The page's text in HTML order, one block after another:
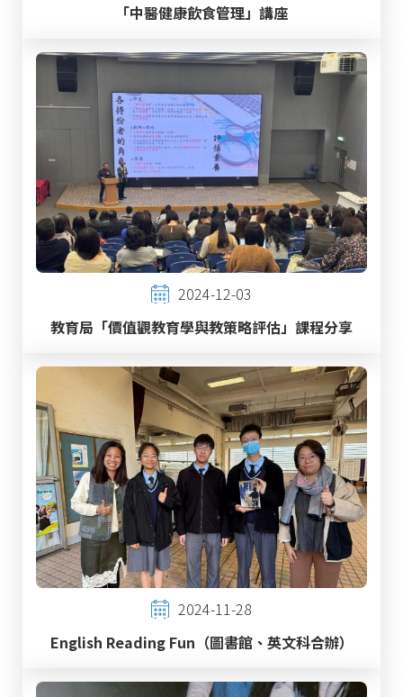
「中醫健康飲食管理」講座
2024-12-03
教育局「價值觀教育學與教策略評估」課程分享
2024-11-28
English Reading Fun（圖書館、英文科合辦）